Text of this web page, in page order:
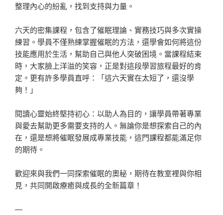
整理內心的紛亂，找到支持與力量。
六天的密集課程，包含了催眠理論、實務技巧與多次實操
練習。學員不僅熟練掌握催眠的方法，還學會如何將這份
技能應用於生活，幫助自己與他人突破困境。當課程結束
時，大家臉上洋溢的笑容，正是對這段學習旅程最好的肯
定。更有許多學員直呼：「這六天實在太短了，還沒學
夠！」
閱讀心靈始終堅持初心：以助人為目的，讓學員帶著專業
與愛去幫助更多需要支持的人。無論你是想探索自己的內
在，還是想將催眠發展成專業技能，這門課程都能滿足你
的期待。
歡迎來與我們一同探索催眠的奧秘，期待在教室裡與你相
見，共同開啟療癒與成長的全新篇章！
—